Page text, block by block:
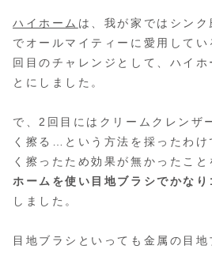
ハイホーム は、我が家ではシン
でオールマイティーに愛用して
回目のチャレンジとして、ハイホ
とにしました。
で、2回目にはクリームクレンザ
く擦る…という方法を採ったわけ
く擦ったため効果が無かったこ
ホームを使い目地ブラシでかなり
しました。
目地ブラシといっても金属の目